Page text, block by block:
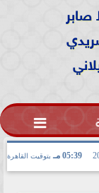
صابر

05:39 مـ بتوقيت القاهرة